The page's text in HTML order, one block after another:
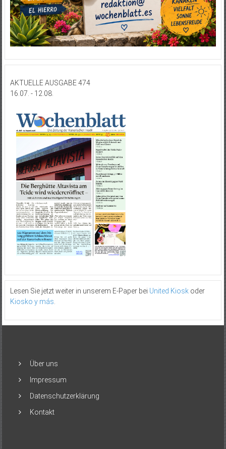
AKTUELLE AUSGABE 474
16.07. - 12.08.
Lesen Sie jetzt weiter in unserem E-Paper bei United Kioskoder
Kiosko y más
Über uns
Impressum
Datenschutzerklärung
Kontakt